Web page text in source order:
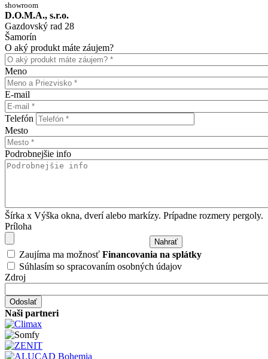
showroom
D.O.M.A., s.r.o.
Gazdovský rad 28
Šamorín
O aký produkt máte záujem?
Meno
E-mail
Telefón
Mesto
Podrobnejšie info
Šírka x Výška okna, dverí alebo markízy. Prípadne rozmery pergoly.
Príloha
Zaujíma ma možnosť Financovania na splátky
Súhlasím so spracovaním osobných údajov
Zdroj
Naši partneri